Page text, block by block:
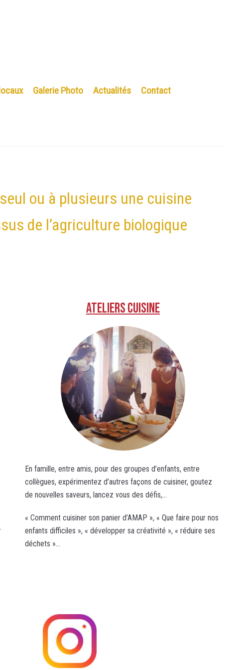
Galerie Photo Actualités Contact
ou à plusieurs une cuisine
de l’agriculture biologique
Ateliers cuisine
En famille, entre amis, pour des groupes d’enfants, entre
collègues, expérimentez d’autres façons de cuisiner, goutez
de nouvelles saveurs, lancez vous des défis,…
« Comment cuisiner son panier d’AMAP », « Que faire pour nos
enfants difficiles », « développer sa créativité », « réduire ses
déchets »…